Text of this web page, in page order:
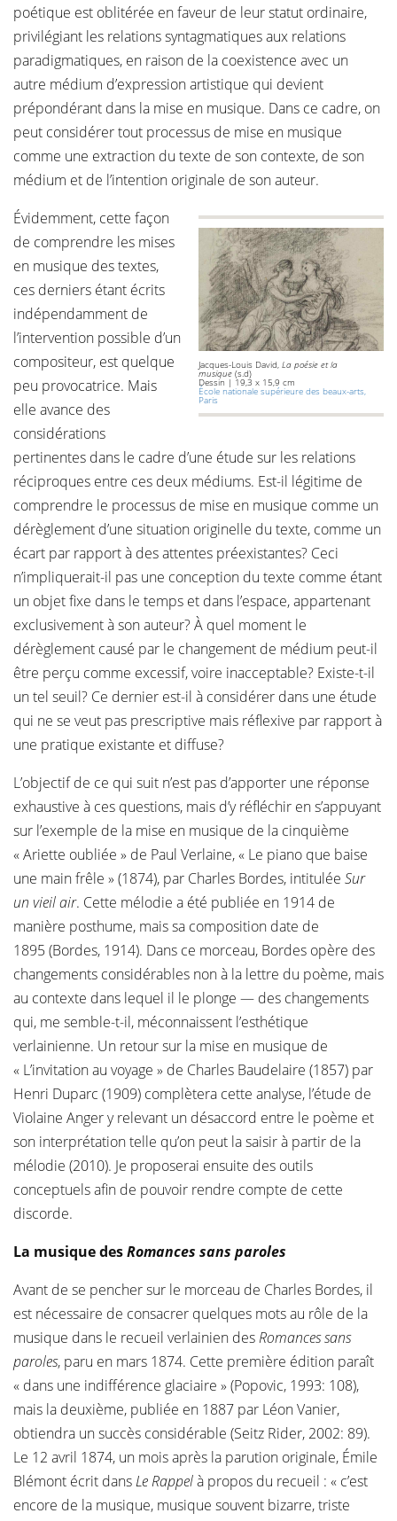
poétique est oblitérée en faveur de leur statut ordinaire,
privilégiant les relations syntagmatiques aux relations
paradigmatiques, en raison de la coexistence avec un
autre médium d’expression artistique qui devient
prépondérant dans la mise en musique. Dans ce cadre, on
peut considérer tout processus de mise en musique
comme une extraction du texte de son contexte, de son
médium et de l’intention originale de son auteur.
Jacques-Louis David, La poésie et la
musique (s.d)
Dessin | 19,3 x 15,9 cm
École nationale supérieure des beaux-arts,
Paris
Évidemment, cette façon
de comprendre les mises
en musique des textes,
ces derniers étant écrits
indépendamment de
l’intervention possible d’un
compositeur, est quelque
peu provocatrice. Mais
elle avance des
considérations
pertinentes dans le cadre d’une étude sur les relations
réciproques entre ces deux médiums. Est-il légitime de
comprendre le processus de mise en musique comme un
dérèglement d’une situation originelle du texte, comme un
écart par rapport à des attentes préexistantes? Ceci
n’impliquerait-il pas une conception du texte comme étant
un objet fixe dans le temps et dans l’espace, appartenant
exclusivement à son auteur? À quel moment le
dérèglement causé par le changement de médium peut-il
être perçu comme excessif, voire inacceptable? Existe-t-il
un tel seuil? Ce dernier est-il à considérer dans une étude
qui ne se veut pas prescriptive mais réflexive par rapport à
une pratique existante et diffuse?
L’objectif de ce qui suit n’est pas d’apporter une réponse
exhaustive à ces questions, mais d’y réfléchir en s’appuyant
sur l’exemple de la mise en musique de la cinquième
« Ariette oubliée » de Paul Verlaine, « Le piano que baise
une main frêle » (1874), par Charles Bordes, intitulée Sur
un vieil air. Cette mélodie a été publiée en 1914 de
manière posthume, mais sa composition date de
1895 (Bordes, 1914). Dans ce morceau, Bordes opère des
changements considérables non à la lettre du poème, mais
au contexte dans lequel il le plonge — des changements
qui, me semble-t-il, méconnaissent l’esthétique
verlainienne. Un retour sur la mise en musique de
« L’invitation au voyage » de Charles Baudelaire (1857) par
Henri Duparc (1909) complètera cette analyse, l’étude de
Violaine Anger y relevant un désaccord entre le poème et
son interprétation telle qu’on peut la saisir à partir de la
mélodie (2010). Je proposerai ensuite des outils
conceptuels afin de pouvoir rendre compte de cette
discorde.
La musique desRomances sans paroles
Avant de se pencher sur le morceau de Charles Bordes, il
est nécessaire de consacrer quelques mots au rôle de la
musique dans le recueil verlainien desRomances sans
paroles, paru en mars 1874. Cette première édition paraît
« dans une indifférence glaciaire » (Popovic, 1993: 108),
mais la deuxième, publiée en 1887 par Léon Vanier,
obtiendra un succès considérable (Seitz Rider, 2002: 89).
Le 12 avril 1874, un mois après la parution originale, Émile
Blémont écrit dansLe Rappelà propos du recueil : « c’est
encore de la musique, musique souvent bizarre, triste